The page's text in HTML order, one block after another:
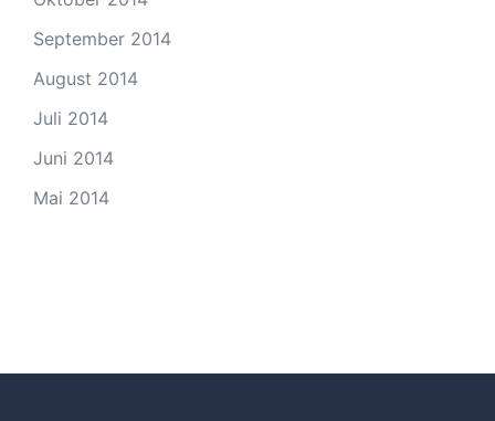
September 2014
August 2014
Juli 2014
Juni 2014
Mai 2014